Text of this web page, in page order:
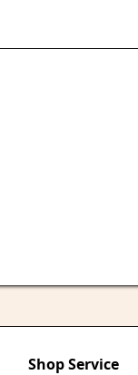
Shop Service